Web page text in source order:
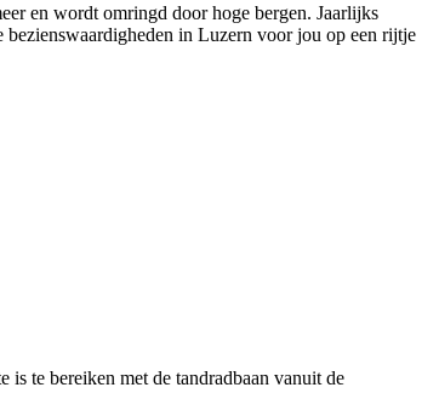
en wordt omringd door hoge bergen. Jaarlijks
bezienswaardigheden in Luzern voor jou op een rijtje
te bereiken met de tandradbaan vanuit de